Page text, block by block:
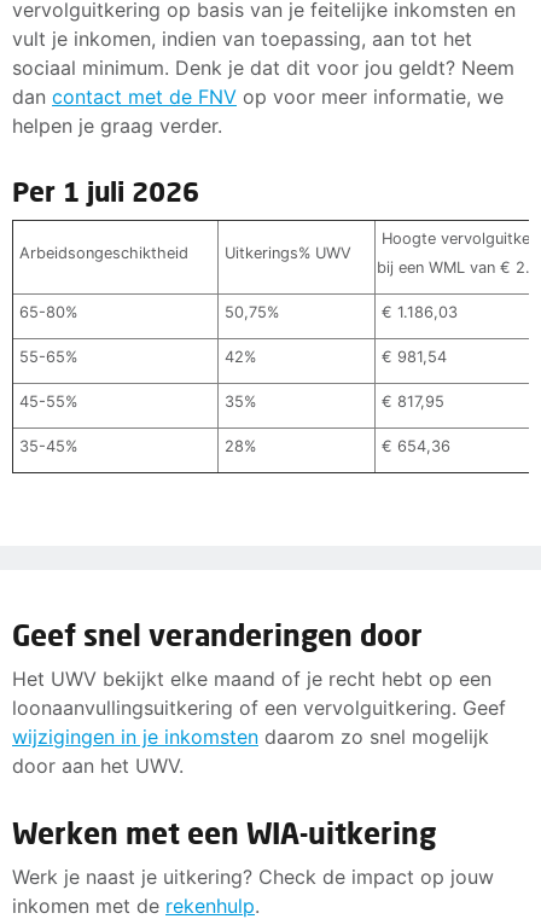
Vervolguitkering
De vervolguitkering krijg je nadat je loongerelateerde
uitkering is afgelopen en je niet of niet minimaal
50% van de restverdiencapaciteit verdient. De hoogte is
afhankelijk van het percentage arbeidsongeschiktheid,
dan het minimumloon, dan berekent het UWV de
uitkering met dat loon. Lees meer over de
vervolguitkering onder de WGA .
Naast de WGA-uitkering heb je ook recht op:
Vakantiegeld
in mei.
Tegemoetkoming arbeidsongeschikten: dit is een
vergoeding voor extra zorgkosten. Je krijgt dit in
september. In 2026 is dat € 226,28 netto.
Is het totale inkomen van jou (en je gezin) onder het
vervolguitkering op basis van je feitelijke inkomsten en
vult je inkomen, indien van toepassing, aan tot het
sociaal minimum. Denk je dat dit voor jou geldt? Neem
dan contact met de FNV op voor meer informatie, we
helpen je graag verder.
Per 1 juli 2026
Arbeidsongeschiktheid Uitkerings% UWV
Hoogte
bij een WML van €
65-80% 50,75% € 1.186,03
55-65% 42% € 981,54
45-55% 35% € 817,95
35-45% 28% € 654,36
Geef snel veranderingen door
Het UWV bekijkt elke maand of je recht hebt op een
loonaanvullingsuitkering of een vervolguitkering. Geef
wijzigingen in je inkomsten daarom zo snel mogelijk
door aan het UWV.
Werken met een WIA-uitkering
Werk je naast je uitkering? Check de impact op jouw
inkomen met de rekenhulp.